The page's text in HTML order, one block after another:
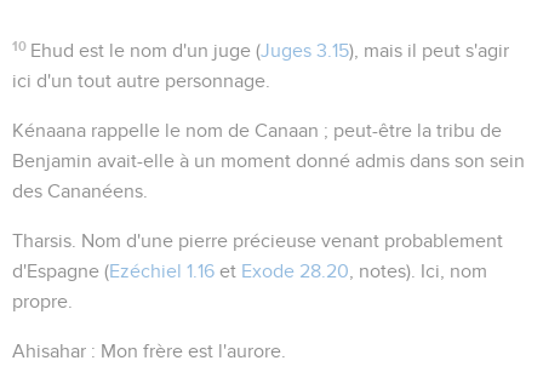
10 Ehud est le nom d'un juge (Juges 3.15), mais il peut s'agir
ici d'un tout autre personnage.
Kénaana rappelle le nom de Canaan ; peut-être la tribu de
Benjamin avait-elle à un moment donné admis dans son sein
des Cananéens.
Tharsis . Nom d'une pierre précieuse venant probablement
d'Espagne (Ezéchiel 1.16 et Exode 28.20 , notes). Ici, nom
propre.
Ahisahar : Mon frère est l'aurore